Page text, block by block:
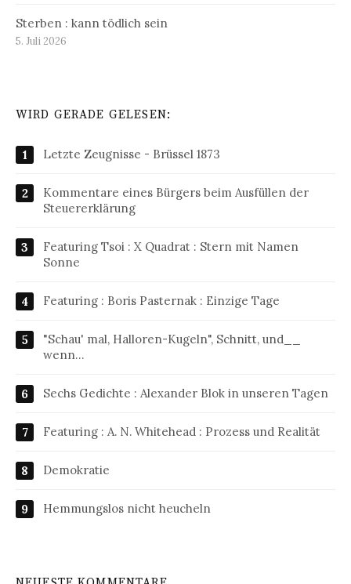
Sterben : kann tödlich sein
5. Juli 2026
WIRD GERADE GELESEN:
Letzte Zeugnisse - Brüssel 1873
Kommentare eines Bürgers beim Ausfüllen der
Steuererklärung
Featuring Tsoi : X Quadrat : Stern mit Namen
Sonne
Featuring : Boris Pasternak : Einzige Tage
"Schau' mal, Halloren-Kugeln", Schnitt, und__
wenn…
Sechs Gedichte : Alexander Blok in unseren Tagen
Featuring : A. N. Whitehead : Prozess und Realität
Demokratie
Hemmungslos nicht heucheln